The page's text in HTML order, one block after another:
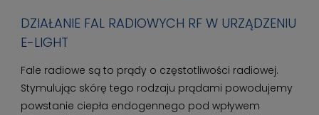
DZIAŁANIE FAL RADIOWYCH RF W URZĄDZENIU
E-LIGHT
Fale radiowe są to prądy o częstotliwości radiowej.
Stymulując skórę tego rodzaju prądami powodujemy
powstanie ciepła endogennego pod wpływem